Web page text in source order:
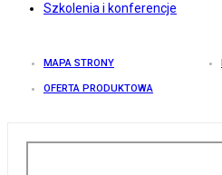
Szkolenia i konferencje
MAPA STRONY
OFERTA PRODUKTOWA